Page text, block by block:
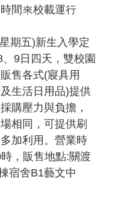
間來校載運行
期五)新生入學定
9日四天，雙校園
售各式(寢具用
生活日用品)提供
購壓力與負擔，
相同，可提供刷
加利用。營業時
，販售地點:關渡
宿舍B1藝文中